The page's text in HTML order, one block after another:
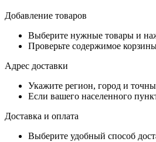
Добавление товаров
Выберите нужные товары и
Проверьте содержимое
Адрес доставки
Укажите регион, город и
Если вашего населенного
Доставка и оплата
Выберите удобный способ